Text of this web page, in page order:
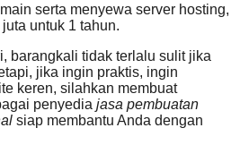
serta menyewa server hosting,
untuk 1 tahun.
barangkali tidak terlalu sulit jika
jika ingin praktis, ingin
keren, silahkan membuat
penyedia jasa pembuatan
siap membantu Anda dengan